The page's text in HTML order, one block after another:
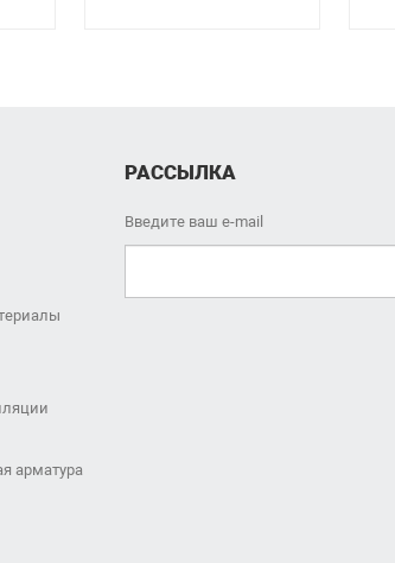
арматура
РАССЫЛКА
Введите ваш e-mail